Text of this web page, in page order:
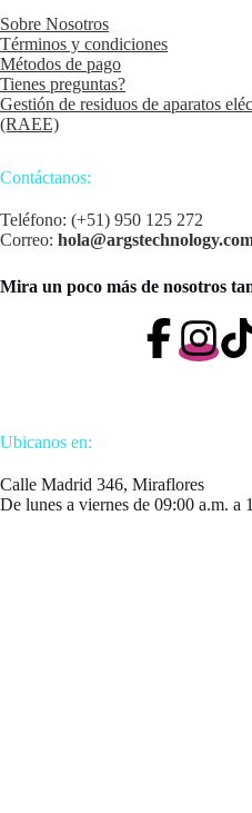
Sobre Nosotros
Términos y condiciones
Métodos de pago
Tienes preguntas?
Gestión de residuos de aparatos
(RAEE)
Contáctanos:
Teléfono: (+51) 950 125 272
Correo:
Mira un poco más de nosotros
Ubicanos en:
Calle Madrid 346, Miraflores
De lunes a viernes de 09:00 a.m. a